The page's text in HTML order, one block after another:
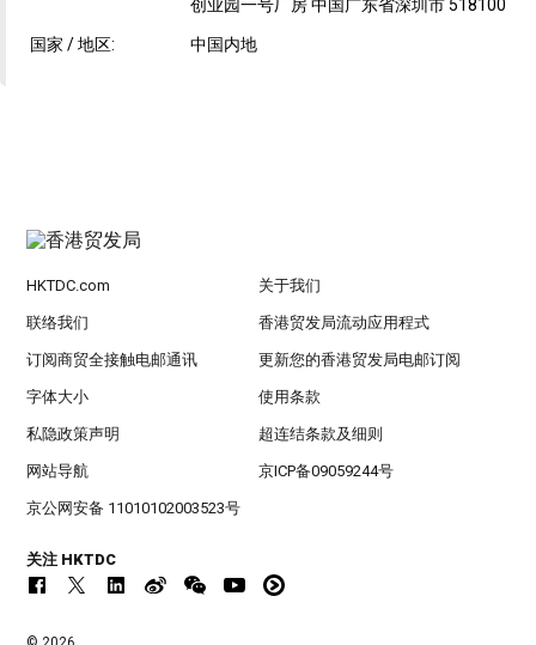
创业园一号厂房 中国广东省深圳市 518100
国家 / 地区: 中国内地
HKTDC.com 关于我们
联络我们 香港贸发局流动应用程式
订阅商贸全接触电邮通讯 更新您的香港贸发局电邮订阅
字体大小 使用条款
私隐政策声明 超连结条款及细则
网站导航 京ICP备09059244号
京公网安备 11010102003523号
关注 HKTDC